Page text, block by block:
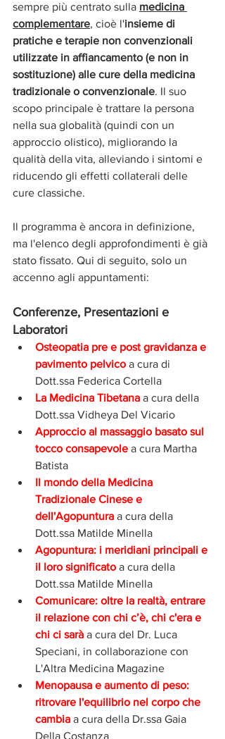
sempre più centrato sulla medicina
complementare, cioè l'insieme di
pratiche e terapie non convenzionali
utilizzate in affiancamento (e non in
sostituzione) alle cure della medicina
tradizionale o convenzionale. Il suo
scopo principale è trattare la persona
nella sua globalità (quindi con un
approccio olistico), migliorando la
qualità della vita, alleviando i sintomi e
riducendo gli effetti collaterali delle
cure classiche.
Il programma è ancora in definizione,
ma l'elenco degli approfondimenti è già
stato fissato. Qui di seguito, solo un
accenno agli appuntamenti:
Conferenze, Presentazioni e
Laboratori
Osteopatia pre e post gravidanza e
pavimento pelvico a cura di
Dott.ssa Federica Cortella
La Medicina Tibetana a cura della
Dott.ssa Vidheya Del Vicario
Approccio al massaggio basato sul
tocco consapevole a cura Martha
Batista
Il mondo della Medicina
Tradizionale Cinese e
dell'Agopuntura a cura della
Dott.ssa Matilde Minella
Agopuntura: i meridiani principali e
il loro significato a cura della
Dott.ssa Matilde Minella
Comunicare: oltre la realtà, entrare
il relazione con chi c’è, chi c'era e
chi ci sarà a cura del Dr. Luca
Speciani, in collaborazione con
L'Altra Medicina Magazine
Menopausa e aumento di peso:
ritrovare l'equilibrio nel corpo che
cambia a cura della Dr.ssa Gaia
Della Costanza